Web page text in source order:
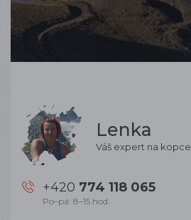
Lenka
Váš expert na kopce
+420 774 118 065
Po–pá: 8–15 hod.